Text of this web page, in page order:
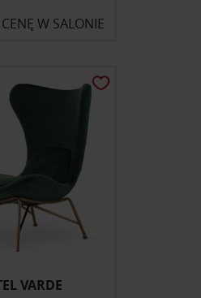
W SALONIE
VARDE